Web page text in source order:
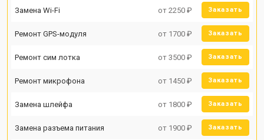
Замена Wi-Fi от 2250 ₽ Заказать
Ремонт GPS-модуля от 1700 ₽ Заказать
Ремонт сим лотка от 3500 ₽ Заказать
Ремонт микрофона от 1450 ₽ Заказать
Замена шлейфа от 1800 ₽ Заказать
Замена разъема питания от 1900 ₽ Заказать